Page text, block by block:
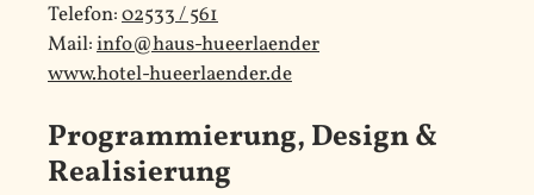
Telefon:02533 / 561
Mail:info@haus-hueerlaender
www.hotel-hueerlaender.de
Programmierung, Design &
Realisierung